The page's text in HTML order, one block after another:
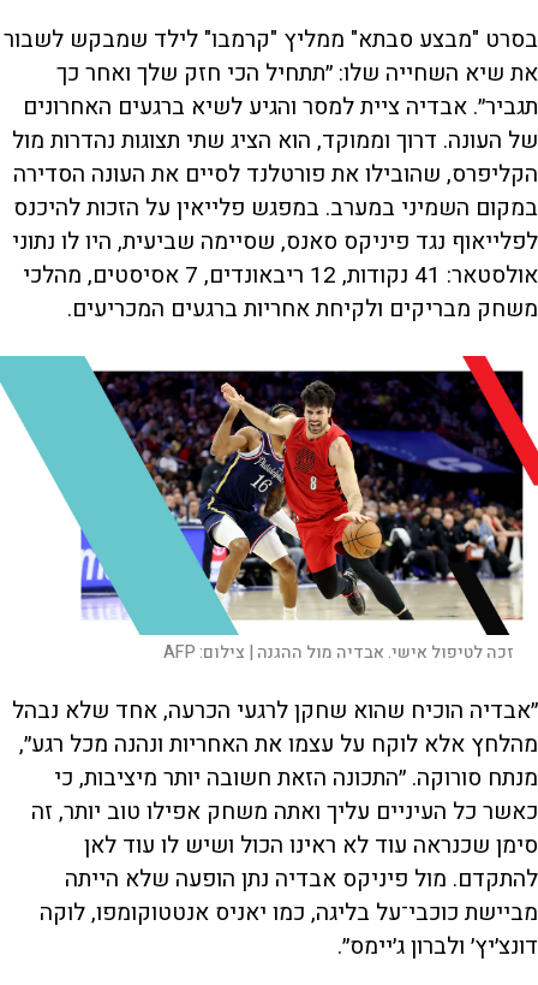
בסרט "מבצע סבתא" ממליץ "קרמבו" לילד שמבקש לשבור
את שיא השחייה שלו: ״תתחיל הכי חזק שלך ואחר כך
תגביר״. אבדיה ציית למסר והגיע לשיא ברגעים האחרונים
של העונה. דרוך וממוקד, הוא הציג שתי תצוגות נהדרות מול
הקליפרס, שהובילו את פורטלנד לסיים את העונה הסדירה
במקום השמיני במערב. במפגש פלייאין על הזכות להיכנס
לפלייאוף נגד פיניקס סאנס, שסיימה שביעית, היו לו נתוני
אולסטאר: 41 נקודות, 12 ריבאונדים, 7 אסיסטים, מהלכי
משחק מבריקים ולקיחת אחריות ברגעים המכריעים.
זכה לטיפול אישי. אבדיה מול ההגנה | צילום:AFP
״אבדיה הוכיח שהוא שחקן לרגעי הכרעה, אחד שלא נבהל
מהלחץ אלא לוקח על עצמו את האחריות ונהנה מכל רגע״,
מנתח סורוקה. ״התכונה הזאת חשובה יותר מיציבות, כי
כאשר כל העיניים עליך ואתה משחק אפילו טוב יותר, זה
סימן שכנראה עוד לא ראינו הכול ושיש לו עוד לאן
להתקדם. מול פיניקס אבדיה נתן הופעה שלא הייתה
מביישת כוכבי־על בליגה, כמו יאניס אנטטוקומפו, לוקה
דונצ׳יץ׳ ולברון ג׳יימס״.